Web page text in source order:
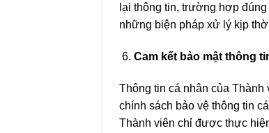
lại thông tin, trường hợp
những biện pháp xử lý kịp
Cam kết bảo mật thông
Thông tin cá nhân của
chính sách bảo vệ thông tin
Thành viên chỉ được thực